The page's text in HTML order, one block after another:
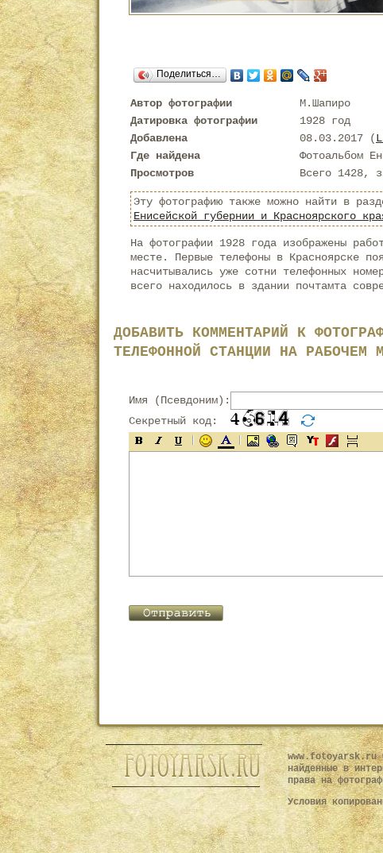
Поделиться…
Автор фотографии
М.Шапиро
Датировка фотографии
1928 год
Добавлена
08.03.2017 (
Где найдена
Фотоальбом
Просмотров
Всего 1428,
Эту фотографию также можно найти в
Енисейской губернии и Красноярского
На фотографии 1928 года изображены
месте. Первые телефоны в Красноярске
насчитывались уже сотни телефонных
всего находилось в здании почтамта
ДОБАВИТЬ КОММЕНТАРИЙ К
ТЕЛЕФОННОЙ СТАНЦИИ НА РАБОЧЕМ
Имя (Псевдоним):
Секретный код:
www.fotoyarsk.ru
найденные в
права на
Условия